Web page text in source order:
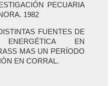
PECUARIA
1982
FUENTES DE
ENERGÉTICA EN
MAS UN PERÍODO
EN CORRAL.